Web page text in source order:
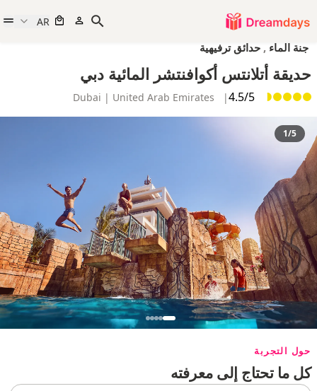
AR
جنة الماء, حدائق ترفيهية
حديقة أتلانتس أكوافنتشر المائية دبي
4.5/5
|
1/5
حول التجربة
كل ما تحتاج إلى معرفته